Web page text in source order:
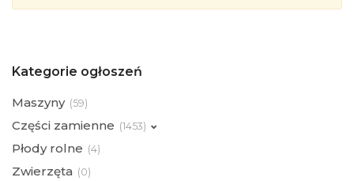
Kategorie ogłoszeń
Maszyny (59)
Części zamienne (1453)
Płody rolne (4)
Zwierzęta (0)